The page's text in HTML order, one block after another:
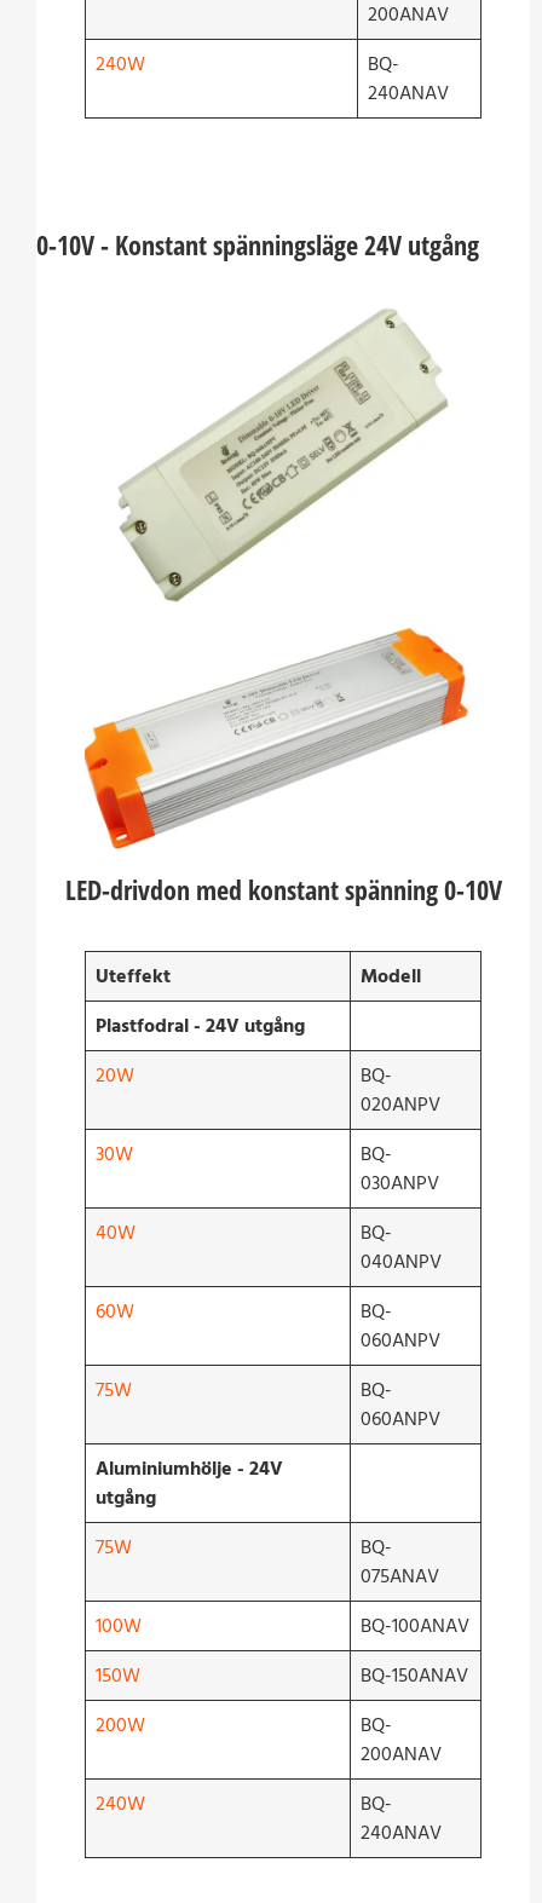
200ANAV
240W
BQ-
240ANAV
0-10V - Konstant spänningsläge 24V utgång
LED-drivdon med konstant spänning 0-10V
Uteffekt
Modell
Plastfodral - 24V utgång
20W
BQ-
020ANPV
30W
BQ-
030ANPV
40W
BQ-
040ANPV
60W
BQ-
060ANPV
75W
BQ-
060ANPV
Aluminiumhölje - 24V
utgång
75W
BQ-
075ANAV
100W
BQ-100ANAV
150W
BQ-150ANAV
200W
BQ-
200ANAV
240W
BQ-
240ANAV